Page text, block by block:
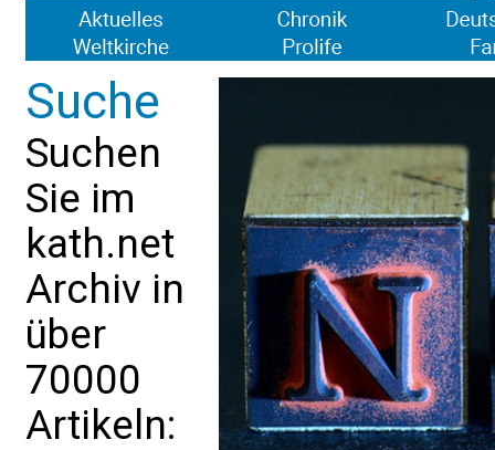
Suche
Suchen
Sie im
kath.net
Archiv in
über
70000
Artikeln: